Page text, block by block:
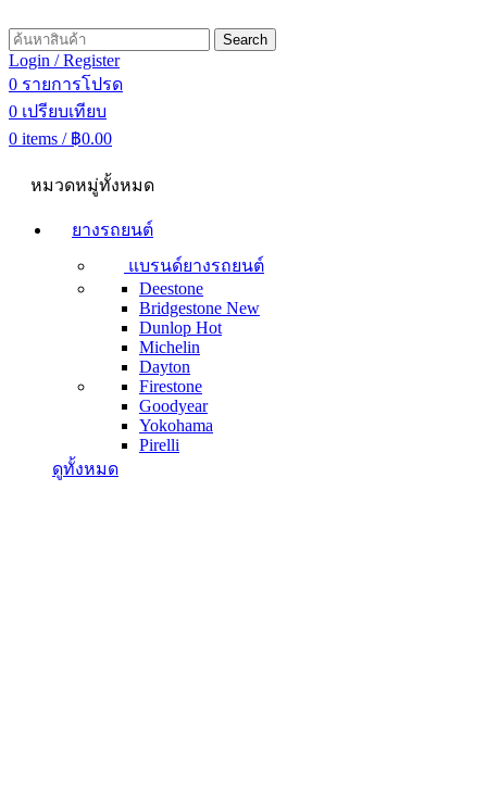
Search
Login / Register
0 รายการโปรด
0 เปรียบเทียบ
0 items / ฿0.00
หมวดหมู่ทั้งหมด
ยางรถยนต์
แบรนด์ยางรถยนต์
Deestone
Bridgestone New
Dunlop Hot
Michelin
Dayton
Firestone
Goodyear
Yokohama
Pirelli
ดูทั้งหมด